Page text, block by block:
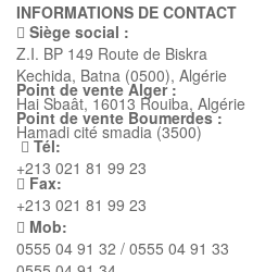
INFORMATIONS DE CONTACT
Siège social :
Z.I. BP 149 Route de Biskra
Kechida, Batna (0500), Algérie
Point de vente Alger :
Hai Sbaât, 16013 Rouiba, Algérie
Point de vente Boumerdes :
Hamadi cité smadia (3500)
Tél:
+213 021 81 99 23
Fax:
+213 021 81 99 23
Mob:
0555 04 91 32 / 0555 04 91 33